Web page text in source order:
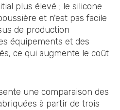
plus élevé ; le silicone
et n'est pas facile
de production
équipements et des
ce qui augmente le coût
une comparaison des
à partir de trois